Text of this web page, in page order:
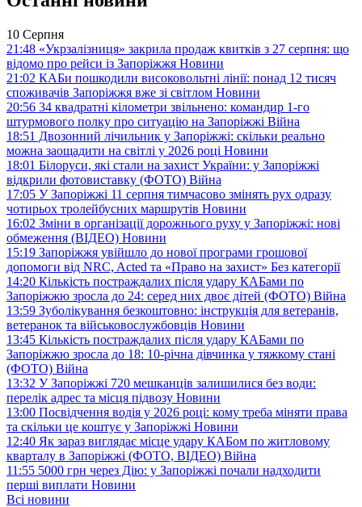
10 Серпня
21:48 «Укрзалізниця» закрила продаж квитків з 27 серпня: що
відомо про рейси із Запоріжжя Новини
21:02 КАБи пошкодили високовольтні лінії: понад 12 тисяч
споживачів Запоріжжя вже зі світлом Новини
20:56 34 квадратні кілометри звільнено: командир 1-го
штурмового полку про ситуацію на Запоріжжі Війна
18:51 Двозонний лічильник у Запоріжжі: скільки реально
можна заощадити на світлі у 2026 році Новини
18:01 Білоруси, які стали на захист України: у Запоріжжі
відкрили фотовиставку (ФОТО) Війна
17:05 У Запоріжжі 11 серпня тимчасово змінять рух одразу
чотирьох тролейбусних маршрутів Новини
16:02 Зміни в організації дорожнього руху у Запоріжжі: нові
обмеження (ВІДЕО) Новини
15:19 Запоріжжя увійшло до нової програми грошової
допомоги від NRC, Acted та «Право на захист» Без категорії
14:20 Кількість постраждалих після удару КАБами по
Запоріжжю зросла до 24: серед них двоє дітей (ФОТО) Війна
13:59 Зуболікування безкоштовно: інструкція для ветеранів,
ветеранок та військовослужбовців Новини
13:45 Кількість постраждалих після удару КАБами по
Запоріжжю зросла до 18: 10-річна дівчинка у тяжкому стані
(ФОТО) Війна
13:32 У Запоріжжі 720 мешканців залишилися без води:
перелік адрес та місця підвозу Новини
13:00 Посвідчення водія у 2026 році: кому треба міняти права
та скільки це коштує у Запоріжжі Новини
12:40 Як зараз виглядає місце удару КАБом по житловому
кварталу в Запоріжжі (ФОТО, ВІДЕО) Війна
11:55 5000 грн через Дію: у Запоріжжі почали надходити
перші виплати Новини
Всі новини